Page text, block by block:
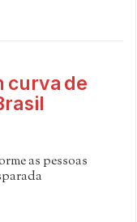
curva de
as pessoas